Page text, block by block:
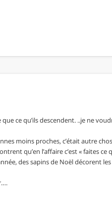
ce qu’ils descendent. ..je ne
moins proches, c’était autre
qu’en l’affaire c’est « faites ce
des sapins de Noël décorent